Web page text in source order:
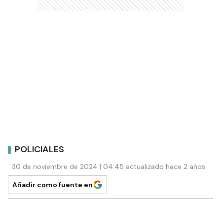
POLICIALES
30 de noviembre de 2024 | 04:45 actualizado hace 2 años
Añadir como fuente en